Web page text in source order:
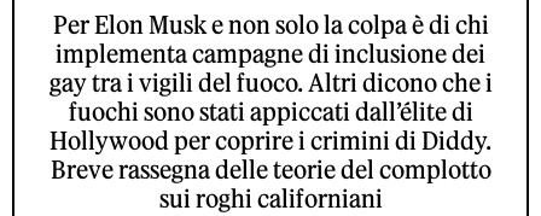
Per Elon Musk e non solo la colpa è di chi
implementa campagne di inclusione dei
gay tra i vigili del fuoco. Altri dicono che i
fuochi sono stati appiccati dall’élite di
Hollywood per coprire i crimini di Diddy.
Breve rassegna delle teorie del complotto
sui roghi californiani